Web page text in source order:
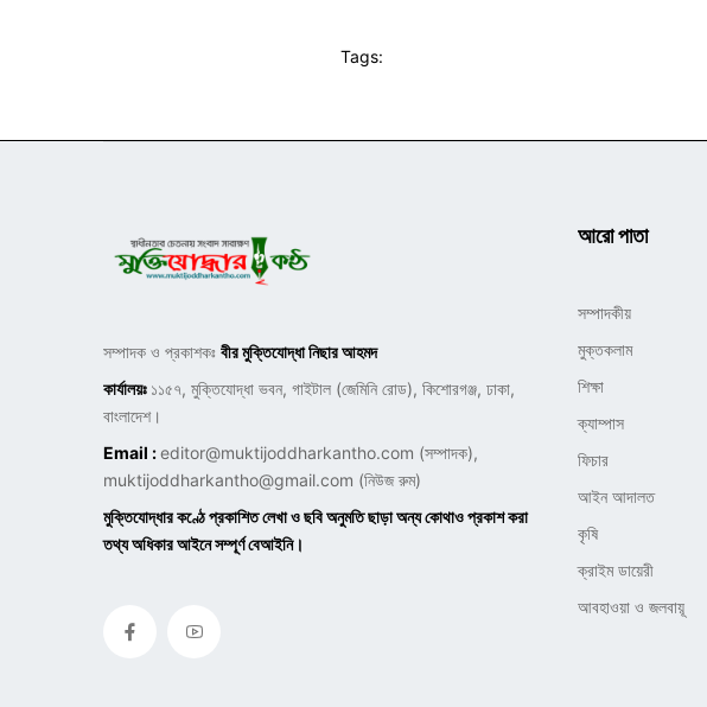
Tags:
সম্পাদক ও প্রকাশকঃ বীর মুক্তিযোদ্ধা নিছার আহমদ
কার্যালয়ঃ ১১৫৭, মুক্তিযোদ্ধা ভবন, গাইটাল (জেমিনি রোড), কিশোরগঞ্জ, ঢাকা,
বাংলাদেশ।
Email :editor@muktijoddharkantho.com (সম্পাদক),
muktijoddharkantho@gmail.com (নিউজ রুম)
মুক্তিযোদ্ধার কণ্ঠে প্রকাশিত লেখা ও ছবি অনুমতি ছাড়া অন্য কোথাও প্রকাশ করা
তথ্য অধিকার আইনে সম্পূর্ণ বেআইনি।
আরো পাতা
সম্পাদকীয়
মুক্তকলাম
শিক্ষা
ক্যাম্পাস
ফিচার
আইন আদালত
কৃষি
ক্রাইম ডায়েরী
আবহাওয়া ও জলবায়ূ